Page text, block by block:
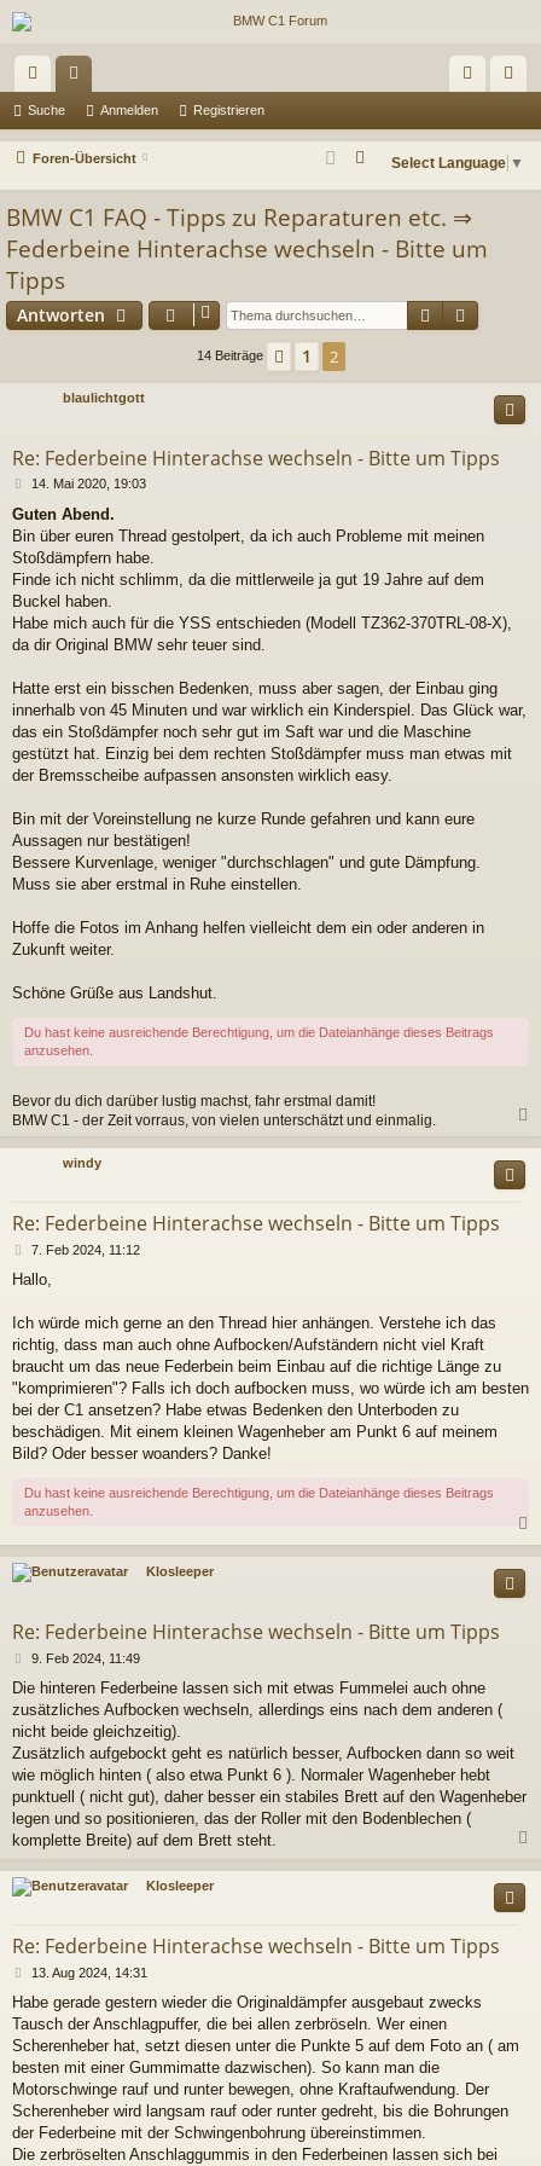
ch
ne
ug
riff
en m
de
n
ist
Suche Anmelden Registrieren
Foren-Übersicht Select Language ▼
BMW C1 FAQ - Tipps zu Reparaturen etc. ⇒
Federbeine Hinterachse wechseln - Bitte um
Tipps
Antworten Suche
14 Beiträge Vorherige
1 2
blaulichtgott
Re: Federbeine Hinterachse wechseln - Bitte um Tipps
B
i
t
r
14. Mai 2020, 19:03
Guten Abend.
Bin über euren Thread gestolpert, da ich auch Probleme mit meinen
Stoßdämpfern habe.
Finde ich nicht schlimm, da die mittlerweile ja gut 19 Jahre auf dem
Buckel haben.
Habe mich auch für die YSS entschieden (Modell TZ362-370TRL-08-X),
da dir Original BMW sehr teuer sind.
Hatte erst ein bisschen Bedenken, muss aber sagen, der Einbau ging
innerhalb von 45 Minuten und war wirklich ein Kinderspiel. Das Glück war,
das ein Stoßdämpfer noch sehr gut im Saft war und die Maschine
gestützt hat. Einzig bei dem rechten Stoßdämpfer muss man etwas mit
der Bremsscheibe aufpassen ansonsten wirklich easy.
Bin mit der Voreinstellung ne kurze Runde gefahren und kann eure
Aussagen nur bestätigen!
Bessere Kurvenlage, weniger "durchschlagen" und gute Dämpfung.
Muss sie aber erstmal in Ruhe einstellen.
Hoffe die Fotos im Anhang helfen vielleicht dem ein oder anderen in
Zukunft weiter.
Schöne Grüße aus Landshut.
Du hast keine ausreichende Berechtigung, um die Dateianhänge dieses Beitrags
anzusehen.
Bevor du dich darüber lustig machst, fahr erstmal damit!
BMW C1 - der Zeit vorraus, von vielen unterschätzt und einmalig.
c
windy
Re: Federbeine Hinterachse wechseln - Bitte um Tipps
B
i
r
a
7. Feb 2024, 11:12
Hallo,
Ich würde mich gerne an den Thread hier anhängen. Verstehe ich das
richtig, dass man auch ohne Aufbocken/Aufständern nicht viel Kraft
braucht um das neue Federbein beim Einbau auf die richtige Länge zu
"komprimieren"? Falls ich doch aufbocken muss, wo würde ich am besten
bei der C1 ansetzen? Habe etwas Bedenken den Unterboden zu
beschädigen. Mit einem kleinen Wagenheber am Punkt 6 auf meinem
Bild? Oder besser woanders? Danke!
Du hast keine ausreichende Berechtigung, um die Dateianhänge dieses Beitrags
anzusehen.
a
Klosleeper
Re: Federbeine Hinterachse wechseln - Bitte um Tipps
B
i
t
r
a
9. Feb 2024, 11:49
Die hinteren Federbeine lassen sich mit etwas Fummelei auch ohne
zusätzliches Aufbocken wechseln, allerdings eins nach dem anderen (
nicht beide gleichzeitig).
Zusätzlich aufgebockt geht es natürlich besser, Aufbocken dann so weit
wie möglich hinten ( also etwa Punkt 6 ). Normaler Wagenheber hebt
punktuell ( nicht gut), daher besser ein stabiles Brett auf den Wagenheber
legen und so positionieren, das der Roller mit den Bodenblechen (
komplette Breite) auf dem Brett steht.
c
Klosleeper
Re: Federbeine Hinterachse wechseln - Bitte um Tipps
B
i
t
r
a
13. Aug 2024, 14:31
Habe gerade gestern wieder die Originaldämpfer ausgebaut zwecks
Tausch der Anschlagpuffer, die bei allen zerbröseln. Wer einen
Scherenheber hat, setzt diesen unter die Punkte 5 auf dem Foto an ( am
besten mit einer Gummimatte dazwischen). So kann man die
Motorschwinge rauf und runter bewegen, ohne Kraftaufwendung. Der
Scherenheber wird langsam rauf oder runter gedreht, bis die Bohrungen
der Federbeine mit der Schwingenbohrung übereinstimmen.
Die zerbröselten Anschlaggummis in den Federbeinen lassen sich bei